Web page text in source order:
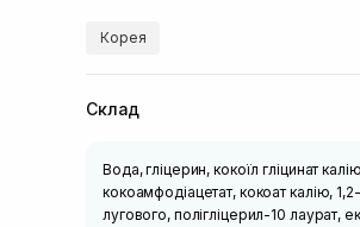
Корея
Склад
Вода, гліцерин, кокоїл гліцинат
кокоамфодіацетат, кокоат калію,
лугового, полігліцерил-10 лаурат,